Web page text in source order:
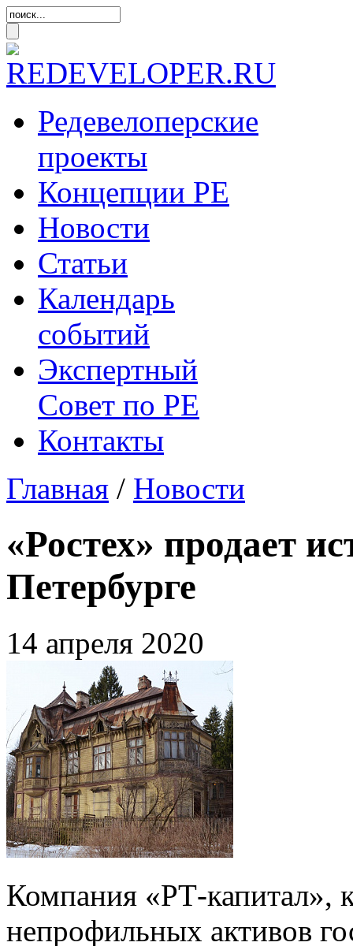
Редевелоперские
проекты
Концепции РЕ
Новости
Статьи
Календарь
событий
Экспертный
Совет по РЕ
Контакты
Главная / Новости
«Ростех» продает
Петербурге
14 апреля 2020
Компания «РТ-капитал»,
непрофильных активов